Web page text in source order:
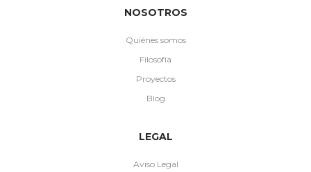
NOSOTROS
Quiénes somos
Filosofía
Proyectos
Blog
LEGAL
Aviso Legal